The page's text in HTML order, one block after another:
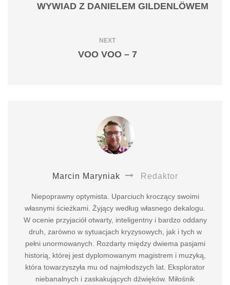
WYWIAD Z DANIELEM GILDENLÖWEM
NEXT
VOO VOO – 7
Marcin Maryniak Redaktor
Niepoprawny optymista. Uparciuch kroczący swoimi
własnymi ścieżkami. Żyjący według własnego dekalogu.
W ocenie przyjaciół otwarty, inteligentny i bardzo oddany
druh, zarówno w sytuacjach kryzysowych, jak i tych w
pełni unormowanych. Rozdarty między dwiema pasjami
historią, której jest dyplomowanym magistrem i muzyką,
która towarzyszyła mu od najmłodszych lat. Eksplorator
niebanalnych i zaskakujących dźwięków. Miłośnik